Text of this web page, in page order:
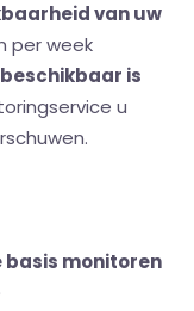
van uw
per week
is
u
basis monitoren